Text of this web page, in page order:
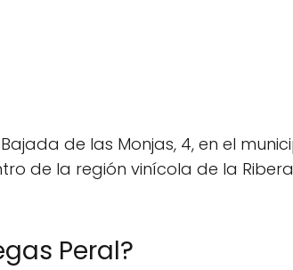
de las Monjas, 4, en el
de la región vinícola de la
Peral?